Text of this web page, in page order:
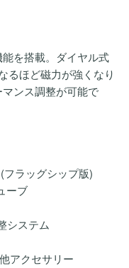
を搭載。ダイヤル式
るほど磁力が強くなり
ンス調整が可能で
フラッグシップ版)
ーブ
システム
アクセサリー